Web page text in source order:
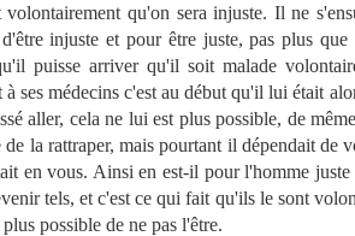
volontairement qu'on sera injuste. Il ne
injuste et pour être juste, pas plus
puisse arriver qu'il soit malade
à ses médecins c'est au début qu'il lui était
aller, cela ne lui est plus possible, de
de la rattraper, mais pourtant il dépendait de
en vous. Ainsi en est-il pour l'homme
tels, et c'est ce qui fait qu'ils le sont
possible de ne pas l'être.